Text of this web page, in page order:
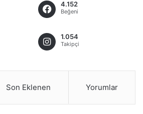
4.152
Beğeni
1.054
Takipçi
Son Eklenen Yorumlar